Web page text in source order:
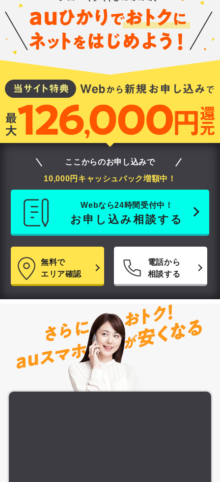
ここからのお申し込みで
10,000円キャッシュバック増額中！
Webなら24時間受付中！
お申し込み相談する
無料で
エリア確認
電話から
相談する